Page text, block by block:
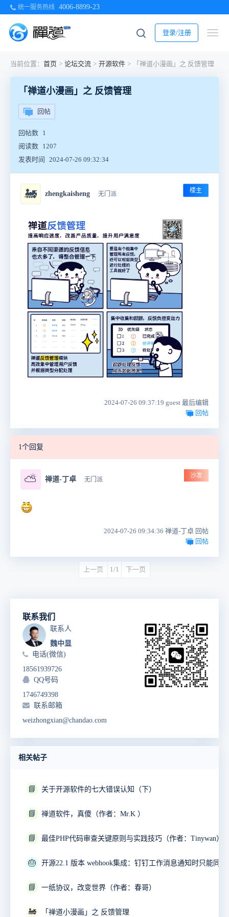
统一服务热线 4006-8899-23
登录/注册
当前位置： 首页 > 论坛交流 > 开源软件 > 「禅道小漫画」之 反馈管理
「禅道小漫画」之 反馈管理
回帖
回帖数 1
阅读数 1207
发表时间
2024-07-26 09:32:34
🚂 zhengkaisheng 无门派 楼主
2024-07-26 09:37:19 guest 最后编辑
回帖
1个回复
⛅ 禅道-丁卓 无门派
沙发
2024-07-26 09:34:36 禅道-丁卓 回帖
回帖
上一页 1/1 下一页
联系我们
联系人
魏中显
电话(微信)
18561939726
QQ号码
1746749398
联系邮箱
weizhongxian@chandao.com
相关帖子
📘 关于开源软件的七大错误认知（下）
📘 禅道软件，真傻（作者：Mr.K ）
📘 最佳PHP代码审查关键原则与实践技巧（作者：Tinywan）
🎂
📘 一纸协议，改变世界（作者：春哥）
🚂 「禅道小漫画」之 反馈管理